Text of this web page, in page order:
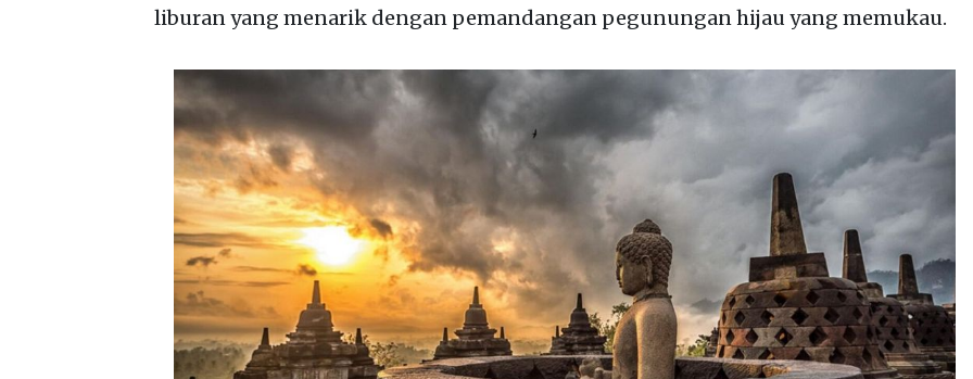
liburan yang menarik dengan pemandangan pegunungan hijau yang memukau.